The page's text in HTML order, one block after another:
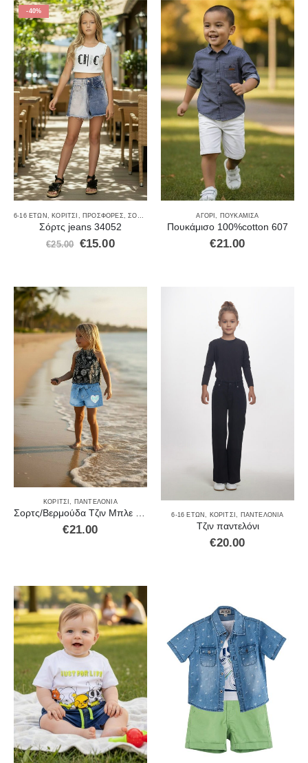
-40%
6-16 ΕΤΏΝ ΚΟΡΊΤΣΙ ΠΡΟΣΦΟΡΈΣ ,ΣΟΡΤΣ
Σόρτς jeans 34052
€25.00 €15.00
ΑΓΌΡΙ ΠΟΥΚΆΜΙΣΑ
Πουκάμισο 100%cotton 607
€21.00
ΚΟΡΊΤΣΙ, ΠΑΝΤΕΛΌΝΙΑ
Σορτς/Βερμούδα Τζιν Μπλε 14072
€21.00
6-16 ΕΤΏΝ, ΚΟΡΊΤΣΙ, ΠΑΝΤΕΛΌΝΙΑ
Τζιν παντελόνι
€20.00